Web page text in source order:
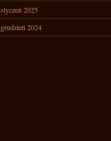
styczeń 2025
grudzień 2024